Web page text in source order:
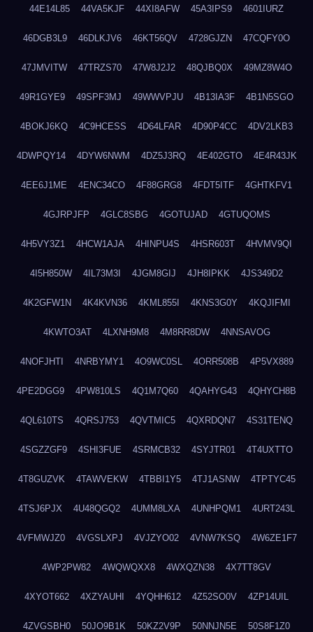
44E14L85 44VA5KJF 44XI8AFW 45A3IPS9 4601IURZ
46DGB3L9 46DLKJV6 46KT56QV 4728GJZN 47CQFY0O
47JMVITW 47TRZS70 47W8J2J2 48QJBQ0X 49MZ8W4O
49R1GYE9 49SPF3MJ 49WWVPJU 4B13IA3F 4B1N5SGO
4BOKJ6KQ 4C9HCESS 4D64LFAR 4D90P4CC 4DV2LKB3
4DWPQY14 4DYW6NWM 4DZ5J3RQ 4E402GTO 4E4R43JK
4EE6J1ME 4ENC34CO 4F88GRG8 4FDT5ITF 4GHTKFV1
4GJRPJFP 4GLC8SBG 4GOTUJAD 4GTUQOMS
4H5VY3Z1 4HCW1AJA 4HINPU4S 4HSR603T 4HVMV9QI
4I5H850W 4IL73M3I 4JGM8GIJ 4JH8IPKK 4JS349D2
4K2GFW1N 4K4KVN36 4KML855I 4KNS3G0Y 4KQJIFMI
4KWTO3AT 4LXNH9M8 4M8RR8DW 4NNSAVOG
4NOFJHTI 4NRBYMY1 4O9WC0SL 4ORR508B 4P5VX889
4PE2DGG9 4PW810LS 4Q1M7Q60 4QAHYG43 4QHYCH8B
4QL610TS 4QRSJ753 4QVTMIC5 4QXRDQN7 4S31TENQ
4SGZZGF9 4SHI3FUE 4SRMCB32 4SYJTR01 4T4UXTTO
4T8GUZVK 4TAWVEKW 4TBBI1Y5 4TJ1ASNW 4TPTYC45
4TSJ6PJX 4U48QGQ2 4UMM8LXA 4UNHPQM1 4URT243L
4VFMWJZ0 4VGSLXPJ 4VJZYO02 4VNW7KSQ 4W6ZE1F7
4WP2PW82 4WQWQXX8 4WXQZN38 4X7TT8GV
4XYOT662 4XZYAUHI 4YQHH612 4Z52SO0V 4ZP14UIL
4ZVGSBH0 50JO9B1K 50KZ2V9P 50NNJN5E 50S8F1Z0